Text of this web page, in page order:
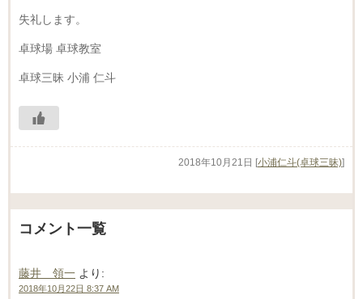
失礼します。
卓球場 卓球教室
卓球三昧 小浦 仁斗
2018年10月21日 [小浦仁斗(卓球三昧)]
コメント一覧
藤井 領一 より:
2018年10月22日 8:37 AM